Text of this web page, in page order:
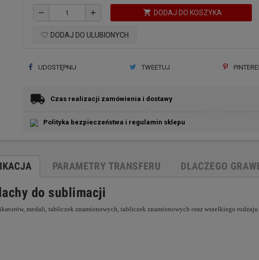
remove add shopping_cart DODAJ DO KOSZYKA
DODAJ DO ULUBIONYCH
UDOSTĘPNIJ TWEETUJ
Czas realizacji zamówienia i dostawy
Polityka bezpieczeństwa i regulamin sklepu
PARAMETRY TRANSFERU DLACZEGO
do sublimacji
medali, tabliczek znamionowych, tabliczek znamionowych oraz wszelkiego